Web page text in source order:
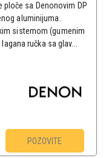
ploče sa Denonovim DP
aluminijuma.
sistemom (gumenim
ručka sa glav...
POZOVITE